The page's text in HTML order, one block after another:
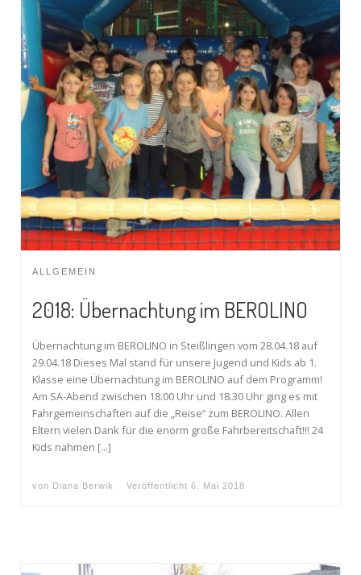
ALLGEMEIN
2018: Übernachtung im BEROLINO
Übernachtung im BEROLINO in Steißlingen vom 28.04.18 auf
29.04.18 Dieses Mal stand für unsere Jugend und Kids ab 1.
Klasse eine Übernachtung im BEROLINO auf dem Programm!
Am SA-Abend zwischen 18.00 Uhr und 18.30 Uhr ging es mit
Fahrgemeinschaften auf die „Reise“ zum BEROLINO. Allen
Eltern vielen Dank für die enorm große Fahrbereitschaft!!! 24
Kids nahmen […]
von Diana Berwik Veröffentlicht 6. Mai 2018